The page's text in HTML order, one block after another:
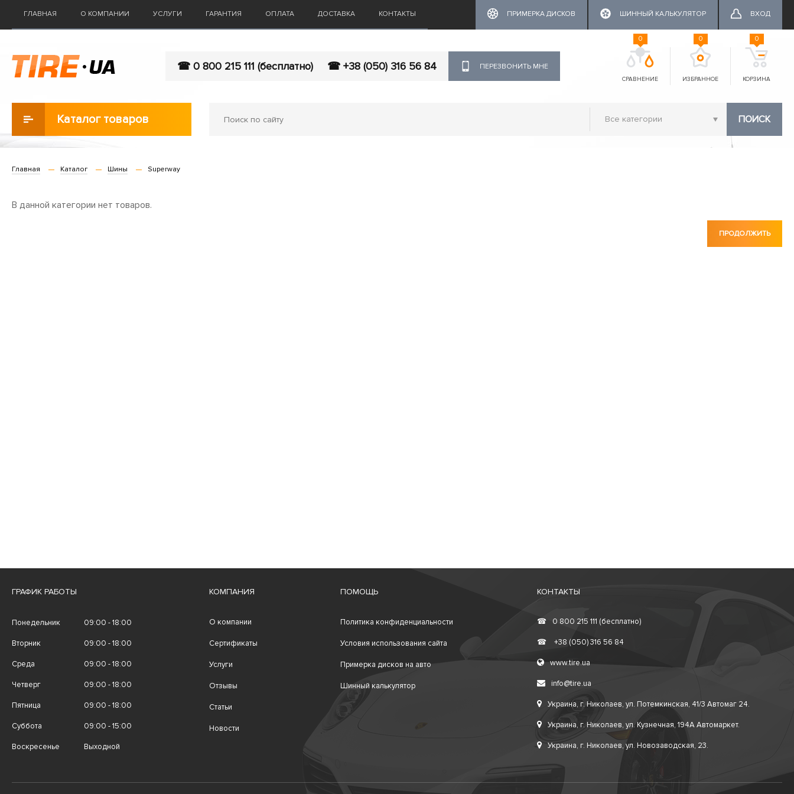
ГЛАВНАЯ О КОМПАНИИ УСЛУГИ ГАРАНТИЯ ОПЛАТА ДОСТАВКА КОНТАКТЫ ПРИМЕРКА ДИСКОВ ШИННЫЙ КАЛЬКУЛЯТОР ВХОД
☎ 0 800 215 111 (бесплатно) ☎ +38 (050) 316 56 84 ПЕРЕЗВОНИТЬ МНЕ
СРАВНЕНИЕ
0
ИЗБРАННОЕ
0
КОРЗИНА
0
Каталог товаров ПОИСК
Главная Каталог Шины Superway
В данной категории нет товаров.
ПРОДОЛЖИТЬ
ГРАФИК РАБОТЫ
Понедельник 09:00 - 18:00
Вторник 09:00 - 18:00
Среда 09:00 - 18:00
Четверг 09:00 - 18:00
Пятница 09:00 - 18:00
Суббота 09:00 - 15:00
Воскресенье Выходной
КОМПАНИЯ
О компании
Сертификаты
Услуги
Отзывы
Статьи
Новости
ПОМОЩЬ
Политика конфиденциальности
Условия использования сайта
Примерка дисков на авто
Шинный калькулятор
КОНТАКТЫ
☎ 0 800 215 111 (бесплатно)
☎ +38 (050) 316 56 84
www.tire.ua
info@tire.ua
Украина, г. Николаев, ул. Потемкинская, 41/3 Автомаг 24.
Украина, г. Николаев, ул. Кузнечная, 194А Автомаркет.
Украина, г. Николаев, ул. Новозаводская, 23.